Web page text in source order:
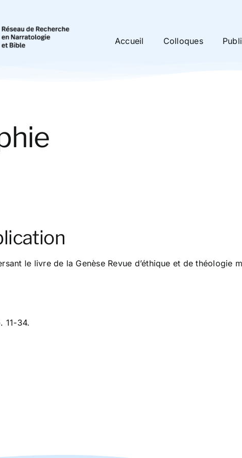
Accueil Colloques
le livre de la Genèse Revue d’éthique et de théologie
11-34.